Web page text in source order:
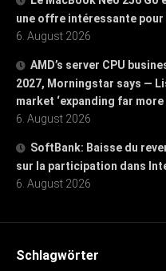
une offre intéressante pour
6. August 2026
AMD’s server CPU
2027, Morningstar says —
market ‘expanding far more
6. August 2026
SoftBank: Baisse du
sur la participation dans
6. August 2026
Schlagwörter